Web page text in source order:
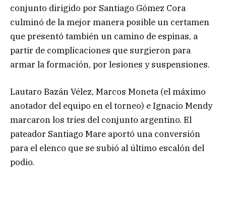
conjunto dirigido por Santiago Gómez Cora
culminó de la mejor manera posible un certamen
que presentó también un camino de espinas, a
partir de complicaciones que surgieron para
armar la formación, por lesiones y suspensiones.
Lautaro Bazán Vélez, Marcos Moneta (el máximo
anotador del equipo en el torneo) e Ignacio Mendy
marcaron los tries del conjunto argentino. El
pateador Santiago Mare aportó una conversión
para el elenco que se subió al último escalón del
podio.